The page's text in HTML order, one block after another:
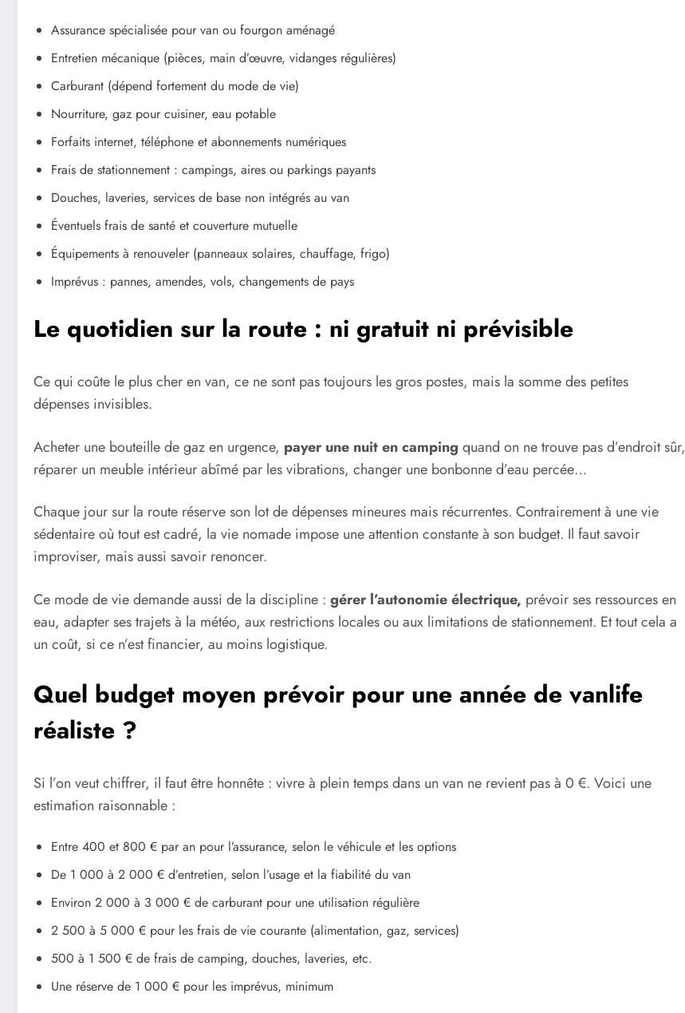
Assurance spécialisée pour van ou fourgon aménagé
Entretien mécanique (pièces, main d’œuvre, vidanges régulières)
Carburant (dépend fortement du mode de vie)
Nourriture, gaz pour cuisiner, eau potable
Forfaits internet, téléphone et abonnements numériques
Frais de stationnement : campings, aires ou parkings payants
Douches, laveries, services de base non intégrés au van
Éventuels frais de santé et couverture mutuelle
Équipements à renouveler (panneaux solaires, chauffage, frigo)
Imprévus : pannes, amendes, vols, changements de pays
Le quotidien sur la route : ni gratuit ni prévisible
Ce qui coûte le plus cher en van, ce ne sont pas toujours les gros postes, mais la somme des petites
dépenses invisibles.
Acheter une bouteille de gaz en urgence, payer une nuit en camping quand on ne trouve pas d’endroit sûr,
réparer un meuble intérieur abîmé par les vibrations, changer une bonbonne d’eau percée…
Chaque jour sur la route réserve son lot de dépenses mineures mais récurrentes. Contrairement à une vie
sédentaire où tout est cadré, la vie nomade impose une attention constante à son budget. Il faut savoir
improviser, mais aussi savoir renoncer.
Ce mode de vie demande aussi de la discipline : gérer l’autonomie électrique, prévoir ses ressources en
eau, adapter ses trajets à la météo, aux restrictions locales ou aux limitations de stationnement. Et tout cela a
un coût, si ce n’est financier, au moins logistique.
Quel budget moyen prévoir pour une année de vanlife
réaliste ?
Si l’on veut chiffrer, il faut être honnête : vivre à plein temps dans un van ne revient pas à 0 €. Voici une
estimation raisonnable :
Entre 400 et 800 € par an pour l’assurance, selon le véhicule et les options
De 1 000 à 2 000 € d’entretien, selon l’usage et la fiabilité du van
Environ 2 000 à 3 000 € de carburant pour une utilisation régulière
2 500 à 5 000 € pour les frais de vie courante (alimentation, gaz, services)
500 à 1 500 € de frais de camping, douches, laveries, etc.
Une réserve de 1 000 € pour les imprévus, minimum